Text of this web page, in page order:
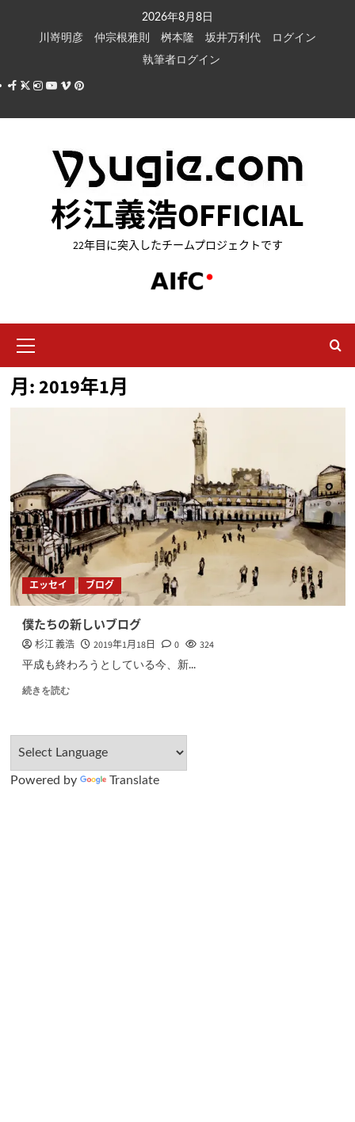
キ
2026年8月8日
川嵜明彦
仲宗根雅則 桝本隆 坂井万利代
ログイン
執筆者ログイン
Facebook
X Instagram
Youtube
VimeoPinterest
杉江義浩OFFICIAL
22年目に突入したチームプロジェクトです
イ
ン
メ
月:2019年1月
エッセイ ブログ
僕たちの新しいブログ
杉江 義浩 2019年1月18日 0 324
平成も終わろうとしている今、新...
続きを読む
Powered by Translate